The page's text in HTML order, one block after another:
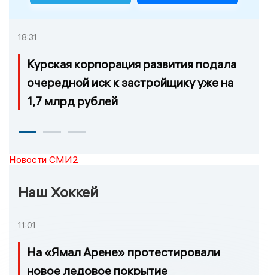
18:31
Курская корпорация развития подала
очередной иск к застройщику уже на
1,7 млрд рублей
Новости СМИ2
Наш Хоккей
11:01
На «Ямал Арене» протестировали
новое ледовое покрытие